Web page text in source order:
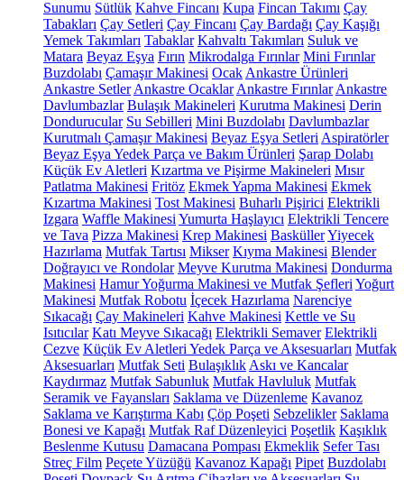
Sunumu Sütlük Kahve Fincanı Kupa Fincan Takımı Çay
Tabakları Çay Setleri Çay Fincanı Çay Bardağı Çay Kaşığı
Yemek Takımları Tabaklar Kahvaltı Takımları Suluk ve
Matara Beyaz Eşya Fırın Mikrodalga Fırınlar Mini Fırınlar
Buzdolabı Çamaşır Makinesi Ocak Ankastre Ürünleri
Ankastre Setler Ankastre Ocaklar Ankastre Fırınlar Ankastre
Davlumbazlar Bulaşık Makineleri Kurutma Makinesi Derin
Dondurucular Su Sebilleri Mini Buzdolabı Davlumbazlar
Kurutmalı Çamaşır Makinesi Beyaz Eşya Setleri Aspiratörler
Beyaz Eşya Yedek Parça ve Bakım Ürünleri Şarap Dolabı
Küçük Ev Aletleri Kızartma ve Pişirme Makineleri Mısır
Patlatma Makinesi Fritöz Ekmek Yapma Makinesi Ekmek
Kızartma Makinesi Tost Makinesi Buharlı Pişirici Elektrikli
Izgara Waffle Makinesi Yumurta Haşlayıcı Elektrikli Tencere
ve Tava Pizza Makinesi Krep Makinesi BasküllerYiyecek
Hazırlama Mutfak Tartısı Mikser Kıyma Makinesi Blender
Doğrayıcı ve Rondolar Meyve Kurutma Makinesi Dondurma
Makinesi Hamur Yoğurma Makinesi ve Mutfak Şefleri Yoğurt
Makinesi Mutfak Robotu İçecek Hazırlama Narenciye
Sıkacağı Çay Makineleri Kahve Makinesi Kettle ve Su
Isıtıcılar Katı Meyve Sıkacağı Elektrikli Semaver Elektrikli
Cezve Küçük Ev Aletleri Yedek Parça ve Aksesuarları Mutfak
Aksesuarları Mutfak Seti Bulaşıklık Askı ve Kancalar
Kaydırmaz Mutfak Sabunluk Mutfak Havluluk Mutfak
Seramik ve Fayansları Saklama ve Düzenleme Kavanoz
Saklama ve Karıştırma Kabı Çöp Poşeti Sebzelikler Saklama
Bonesi ve Kapağı Mutfak Raf Düzenleyici Poşetlik Kaşıklık
Beslenme Kutusu Damacana Pompası Ekmeklik Sefer Tası
Streç Film Peçete Yüzüğü Kavanoz Kapağı Pipet Buzdolabı